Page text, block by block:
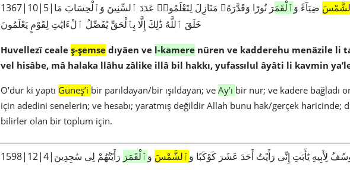
ضِيَآءً وَٱلْقَمَرَ نُورًا وَقَدَّرَهُۥ مَنَازِلَ لِتَعْلَمُوا۟ عَدَدَ ٱلسِّنِينَ وَٱلْحِسَابَ مَا
خَلَقَ ٱللَّهُ ذَٰلِكَ إِلَّا بِٱلْحَقِّ يُفَصِّلُ ٱلْءَايَٰتِ لِقَوْمٍ يَعْلَمُونَ
Huvellezî ceale ş-şemse dıyâen ve l-kamere nûren ve kadderehu menâzile li
vel hisâbe, mâ halaka llâhu zâlike illâ bil hakkı, yufassılul âyâti li kavmin
O'dur ki yaptı Güneş’i bir parıldayan/bir ışıldayan; ve Ay’ı bir nur; ve kadere bağladı
için adedini senelerin; ve hesabı; yaratmış değildir Allah bunu hak/gerçek haricinde;
bilirler olan bir toplum için.
قَالَ يُوسُفُ لِأَبِيهِ يَٰٓأَبَتِ إِنِّى رَأَيْتُ أَحَدَ عَشَرَ كَوْكَبًا وَٱلشَّمْسَ وَٱلْقَمَرَ رَأَيْتُهُمْ لِى سَٰجِدِينَ